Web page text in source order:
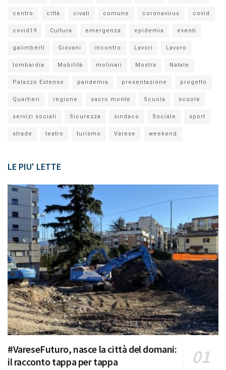
centro città civati comune coronavirus covid
covid19 Cultura emergenza epidemia eventi
galimberti Giovani incontro Lavori Lavoro
lombardia Mobilità molinari Mostra Natale
Palazzo Estense pandemia presentazione progetto
Quartieri regione sacro monte Scuola scuole
servizi sociali Sicurezza sindaco Sociale sport
strade teatro turismo Varese weekend
LE PIU' LETTE
#VareseFuturo, nasce la città del domani:
il racconto tappa per tappa